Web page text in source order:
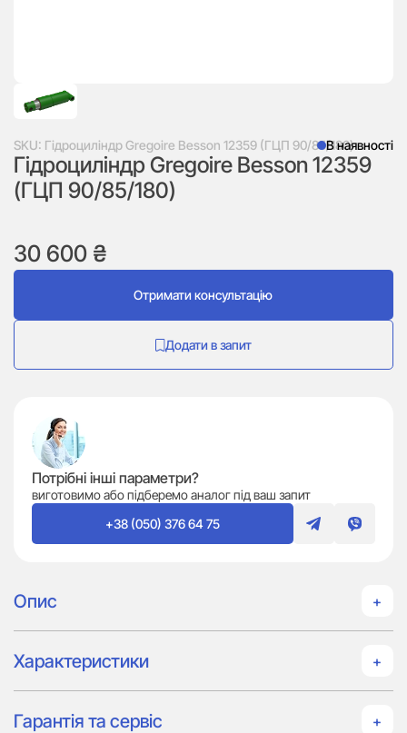
SKU: Гідроциліндр Gregoire Besson 12359 (ГЦП 90/85/180)В наявності
Гідроциліндр Gregoire Besson 12359
(ГЦП 90/85/180)
30 600 ₴
Отримати консультацію
Додати в запит
Потрібні інші параметри?
виготовимо або підберемо аналог під ваш запит
+38 (050) 376 64 75
Опис
Характеристики
Гарантія та сервіс